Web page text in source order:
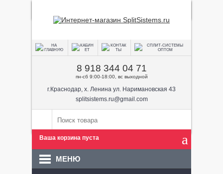
8 918 344 04 71
пн-сб 9:00-18:00, вс выходной
г.Краснодар, х. Ленина ул. Наримановская 43
splitsistems.ru@gmail.com
Ваша корзина пуста
МЕНЮ